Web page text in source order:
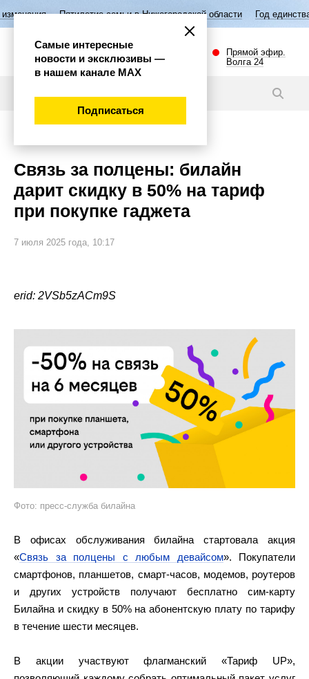
семьи в Нижегородской области Год единства народов
Прямой эфир.
Волга 24
Связь за полцены: билайн
дарит скидку в 50% на тариф
при покупке гаджета
7 июля 2025 года, 10:17
erid: 2VSb5zACm9S
Фото: пресс-служба билайна
В офисах обслуживания билайна стартовала акция
«Связь за полцены с любым девайсом». Покупатели
смартфонов, планшетов, смарт-часов, модемов, роутеров
и других устройств получают бесплатно сим-карту
Билайна и скидку в 50% на абонентскую плату по тарифу
в течение шести месяцев.
В акции участвуют флагманский «Тариф UP»,
Самые интересные
новости и эксклюзивы —
в нашем канале МАХ
Подписаться